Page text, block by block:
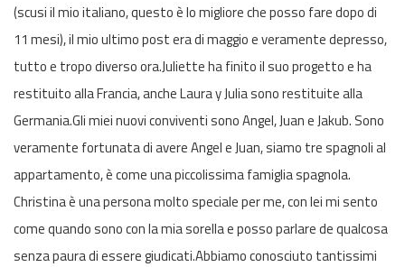
(scusi il mio italiano, questo è lo migliore che posso fare dopo di
11 mesi), il mio ultimo post era di maggio e veramente depresso,
tutto e tropo diverso ora.Juliette ha finito il suo progetto e ha
restituito alla Francia, anche Laura y Julia sono restituite alla
Germania.Gli miei nuovi conviventi sono Angel, Juan e Jakub. Sono
veramente fortunata di avere Angel e Juan, siamo tre spagnoli al
appartamento, è come una piccolissima famiglia spagnola.
Christina è una persona molto speciale per me, con lei mi sento
come quando sono con la mia sorella e posso parlare de qualcosa
senza paura di essere giudicati.Abbiamo conosciuto tantissimi